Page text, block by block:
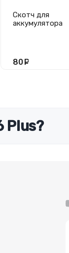
Скотч для
аккумулятора
80
Plus?